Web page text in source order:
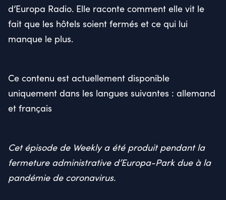
d’Europa Radio. Elle raconte comment elle vit le
fait que les hôtels soient fermés et ce qui lui
manque le plus.
Ce contenu est actuellement disponible
uniquement dans les langues suivantes : allemand
et français
Cet épisode de Weekly a été produit pendant la
fermeture administrative d’Europa-Park due à la
pandémie de coronavirus.